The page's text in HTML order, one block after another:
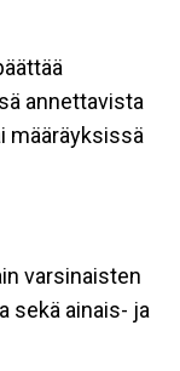
annettavista
määräyksissä
varsinaisten
sekä ainais- ja